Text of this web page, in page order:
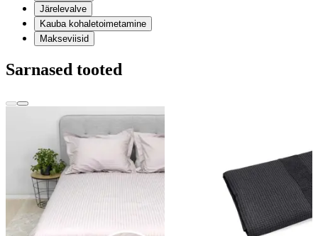
Järelevalve
Kauba kohaletoimetamine
Makseviisid
Sarnased tooted